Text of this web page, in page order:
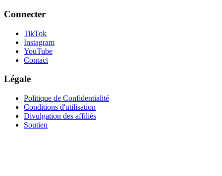
Connecter
TikTok
Instagram
YouTube
Contact
Légale
Politique de Confidentialité
Conditions d'utilisation
Divulgation des affiliés
Soutien